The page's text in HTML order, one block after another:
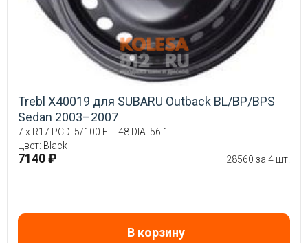
Trebl X40019 для SUBARU Outback BL/BP/BPS
Sedan 2003–2007
7 x R17 PCD: 5/100 ET: 48 DIA: 56.1
Цвет: Black
7140 ₽ 28560 за 4 шт.
В корзину